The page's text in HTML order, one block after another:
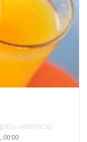
НАПИТКОВ.
00:00